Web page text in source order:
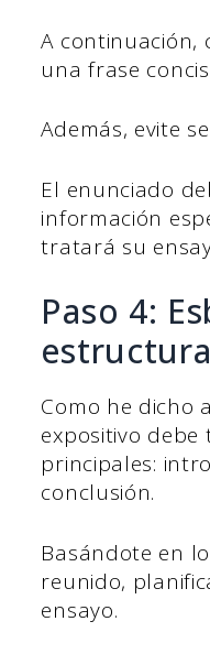
A continuación,
una frase
Además, evite
El enunciado
información
tratará su
Paso 4:
Como he dicho
expositivo
principales:
conclusión.
Basándote en
reunido,
ensayo.